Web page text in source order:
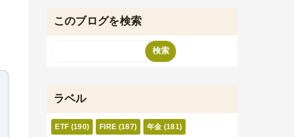
このブログを検索
ラベル
ETF (190) FIRE (187) 年金 (181)